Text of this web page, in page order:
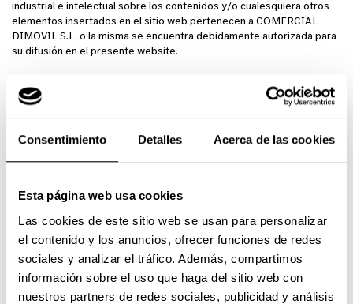
Consentimiento Detalles Acerca de las cookies
Esta página web usa cookies
Las cookies de este sitio web se usan para personalizar
el contenido y los anuncios, ofrecer funciones de redes
sociales y analizar el tráfico. Además, compartimos
información sobre el uso que haga del sitio web con
nuestros partners de redes sociales, publicidad y análisis
industrial e intelectual sobre los contenidos y/o cualesquiera otros
elementos insertados en el sitio web pertenecen a COMERCIAL
DIMOVIL S.L. o la misma se encuentra debidamente autorizada para
su difusión en el presente website.
producido una violación de sus legítimos derechos de propiedad
DIMOVIL S.L. indicando:
indicar la representación con la que actúa en caso de que la
reclamación la presente un tercero distinto del interesado.
Señalar los contenidos protegidos por los derechos de
propiedad intelectual y su ubicación en el Web, la acreditación
de los derechos de propiedad intelectual señalados y
declaración expresa en la que el interesado se responsabiliza
de la veracidad de las informaciones facilitadas en la
notificación.